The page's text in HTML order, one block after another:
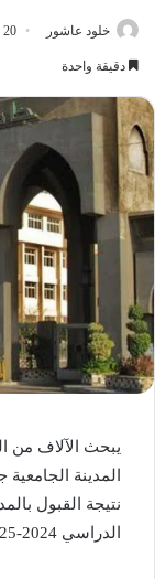
خلود عاشور 20 أكتوبر، 2024
دقيقة واحدة
يبحث الآلاف من
المدينة
نتيجة القبول
الدراسي 2024-2025.